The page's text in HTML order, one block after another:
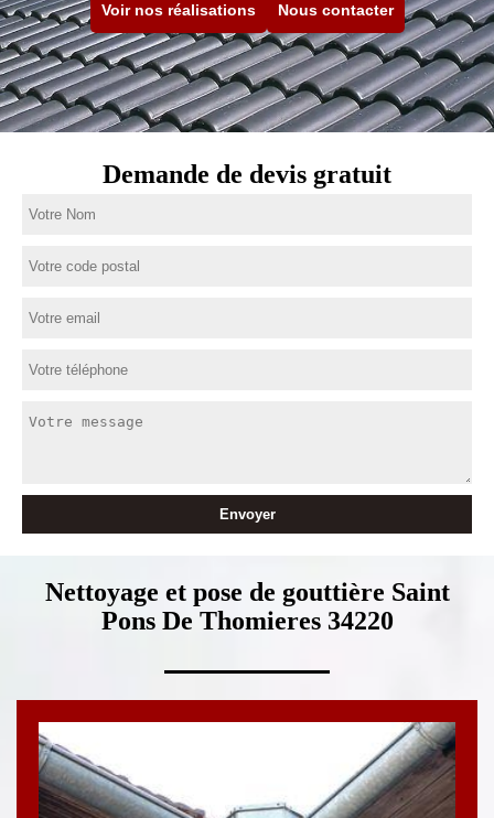
Voir nos réalisations Nous contacter
Demande de devis gratuit
Nettoyage et pose de gouttière Saint
Pons De Thomieres 34220